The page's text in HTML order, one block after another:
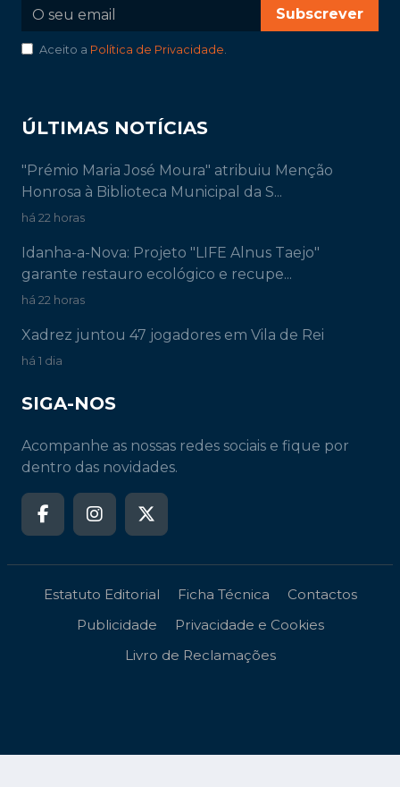
Subscrever
Aceito a Política de Privacidade.
ÚLTIMAS NOTÍCIAS
"Prémio Maria José Moura" atribuiu Menção
Honrosa à Biblioteca Municipal da S...
há 22 horas
Idanha-a-Nova: Projeto "LIFE Alnus Taejo"
garante restauro ecológico e recupe...
há 22 horas
Xadrez juntou 47 jogadores em Vila de Rei
há 1 dia
SIGA-NOS
Acompanhe as nossas redes sociais e fique por
dentro das novidades.
Estatuto Editorial Ficha Técnica
Contactos
Publicidade
Privacidade e Cookies
Livro de Reclamações